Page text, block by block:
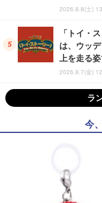
2026.8.8(土)
「トイ・
は、ウッ
上を走る
2026.8.7(金)
ラ
今